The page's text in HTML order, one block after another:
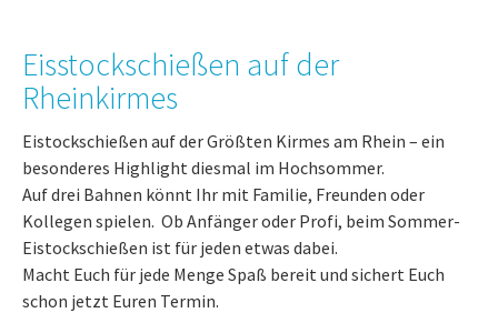
Eisstockschießen auf der
Rheinkirmes
Eistockschießen auf der Größten Kirmes am Rhein – ein
besonderes Highlight diesmal im Hochsommer.
Auf drei Bahnen könnt Ihr mit Familie, Freunden oder
Kollegen spielen. Ob Anfänger oder Profi, beim Sommer-
Eistockschießen ist für jeden etwas dabei.
Macht Euch für jede Menge Spaß bereit und sichert Euch
schon jetzt Euren Termin.